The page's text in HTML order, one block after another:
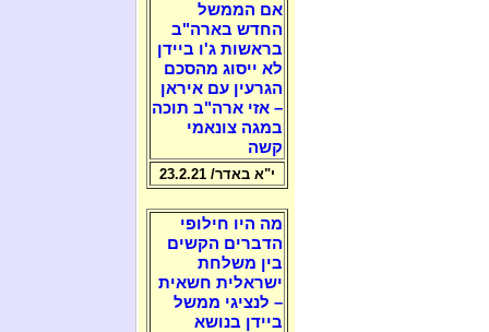
אם הממשל
החדש בארה"ב
בראשות ג'ו ביידן
לא ייסוג מהסכם
הגרעין עם איראן
– אזי ארה"ב תוכה
במגה צונאמי
קשה
י"א באדר/ 23.2.21
מה היו חילופי
הדברים הקשים
בין משלחת
ישראלית חשאית
– לנציגי ממשל
ביידן בנושא